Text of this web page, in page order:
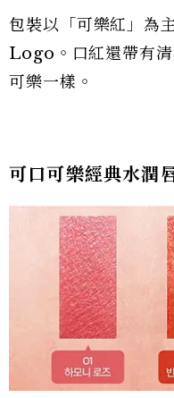
包裝以「可樂紅」為
Logo。口紅還帶有
可樂一樣。
可口可樂經典水潤